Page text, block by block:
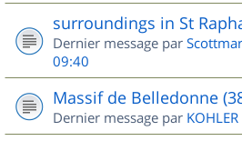
surroundings in St
Dernier message par
09:40
Massif de Belledonne
Dernier message par KOHLER